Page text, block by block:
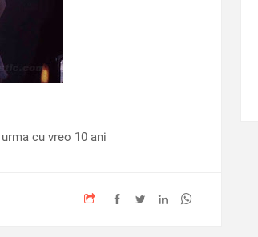
cu vreo 10 ani